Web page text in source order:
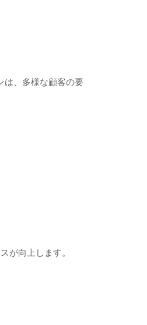
は、多様な顧客の要
が向上します。